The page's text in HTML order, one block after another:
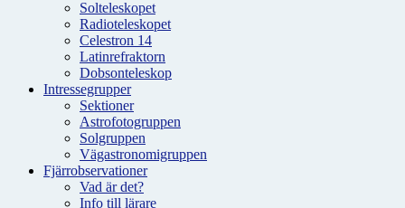
Solteleskopet
Radioteleskopet
Celestron 14
Latinrefraktorn
Dobsonteleskop
Intressegrupper
Sektioner
Astrofotogruppen
Solgruppen
Vägastronomigruppen
Fjärrobservationer
Vad är det?
Info till lärare